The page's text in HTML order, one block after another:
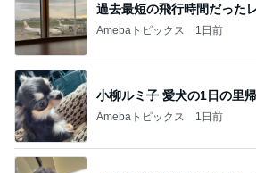
過去最短の飛行時間だった
Amebaトピックス 1日前
小柳ルミ子 愛犬の1日の里
Amebaトピックス 1日前